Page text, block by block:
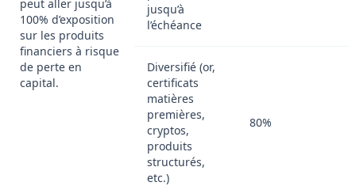
peut aller jusqu’à
100% d’exposition
sur les produits
financiers à risque
de perte en
capital.
jusqu’à
l’échéance
Diversifié (or,
certificats
matières
premières,
cryptos,
produits
structurés,
etc.)
80%